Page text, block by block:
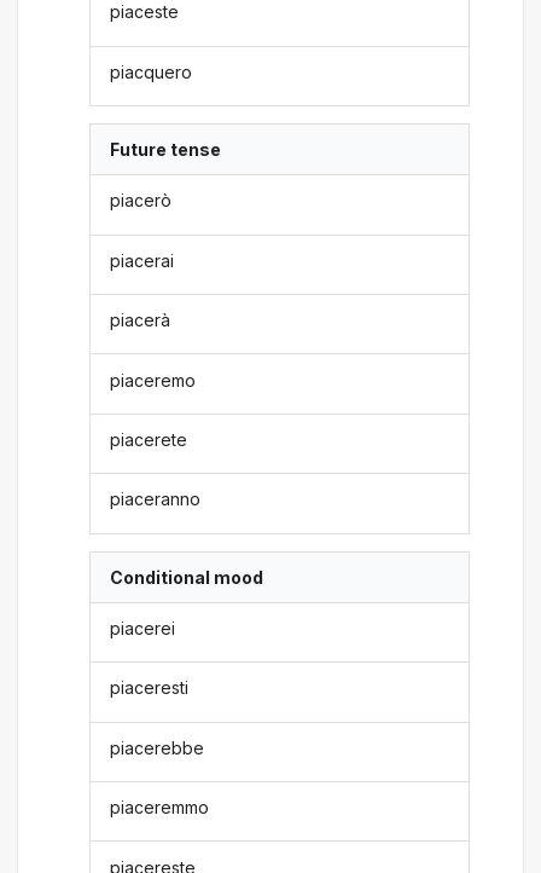
piaceste
piacquero
Future tense
piacerò
piacerai
piacerà
piaceremo
piacerete
piaceranno
Conditional mood
piacerei
piaceresti
piacerebbe
piaceremmo
piacereste